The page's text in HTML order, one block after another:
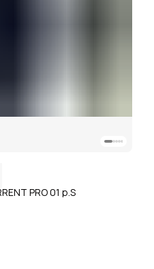
PRO 01 р.S